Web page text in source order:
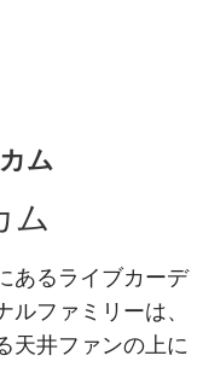
ム
ム
あるライブカーデ
ファミリーは、
天井ファンの上に